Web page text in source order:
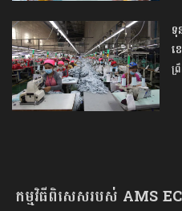
ខ
ព្
កម្មវិធីពិសេសរបស់ AMS